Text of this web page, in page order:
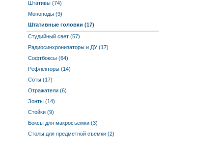
Штативы (74)
Моноподы (9)
Штативные головки (17)
Студийный свет (57)
Радиосинхронизаторы и ДУ (17)
Софтбоксы (64)
Рефлекторы (14)
Соты (17)
Отражатели (6)
Зонты (14)
Стойки (9)
Боксы для макросъемки (3)
Столы для предметной съемки (2)